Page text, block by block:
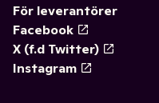
För leverantörer
Facebook
X (f.d Twitter)
Instagram